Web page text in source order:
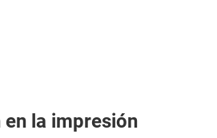
la impresión